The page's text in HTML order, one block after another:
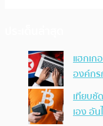
แฮกเก
องค์กร
เทียบชั
เอง อั